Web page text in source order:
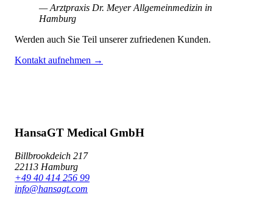
— Arztpraxis Dr. Meyer Allgemeinmedizin in
Hamburg
Werden auch Sie Teil unserer zufriedenen Kunden.
Kontakt aufnehmen →
HansaGT Medical GmbH
Billbrookdeich 217
22113 Hamburg
+49 40 414 256 99
info@hansagt.com